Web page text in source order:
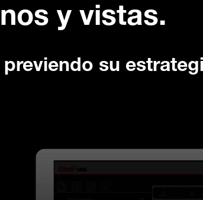
y vistas.
su